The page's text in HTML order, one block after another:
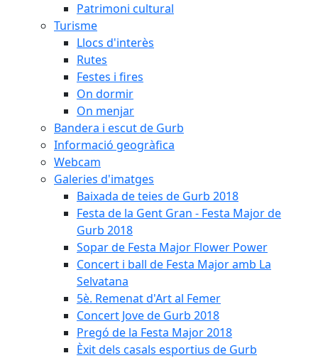
Patrimoni cultural
Turisme
Llocs d'interès
Rutes
Festes i fires
On dormir
On menjar
Bandera i escut de Gurb
Informació geogràfica
Webcam
Galeries d'imatges
Baixada de teies de Gurb 2018
Festa de la Gent Gran - Festa Major de
Gurb 2018
Sopar de Festa Major Flower Power
Concert i ball de Festa Major amb La
Selvatana
5è. Remenat d'Art al Femer
Concert Jove de Gurb 2018
Pregó de la Festa Major 2018
Èxit dels casals esportius de Gurb